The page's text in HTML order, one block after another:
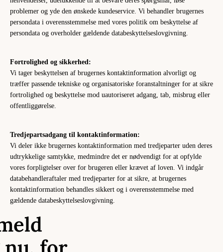
problemer og yde den ønskede kundeservice. Vi behandler brugernes
persondata i overensstemmelse med vores politik om beskyttelse af
persondata og overholder gældende databeskyttelseslovgivning.
Fortrolighed og sikkerhed:
Vi tager beskyttelsen af brugernes kontaktinformation alvorligt og
træffer passende tekniske og organisatoriske foranstaltninger for at sikre
fortrolighed og beskyttelse mod uautoriseret adgang, tab, misbrug eller
offentliggørelse.
Tredjepartsadgang til kontaktinformation:
Vi deler ikke brugernes kontaktinformation med tredjeparter uden deres
udtrykkelige samtykke, medmindre det er nødvendigt for at opfylde
vores forpligtelser over for brugeren eller krævet af loven. Vi indgår
databehandleraftaler med tredjeparter for at sikre, at brugernes
kontaktinformation behandles sikkert og i overensstemmelse med
gældende databeskyttelseslovgivning.